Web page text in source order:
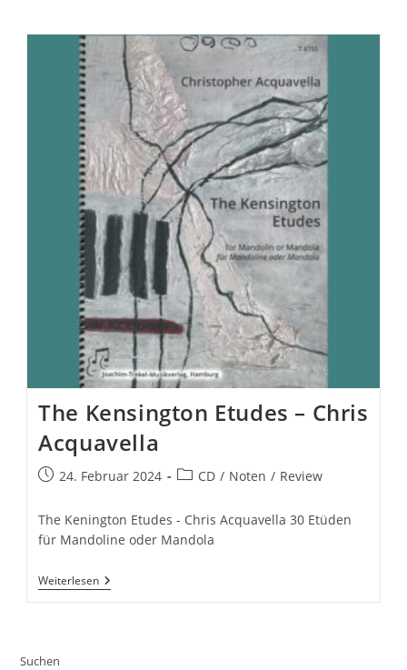
The Kensington Etudes – Chris
Acquavella
Beitrag24. Februar 2024
Beitrags-
CD / Noten / Review
The Kenington Etudes - Chris Acquavella 30 Etüden
für Mandoline oder Mandola
WeiterlesenThe
Kensington
Suchen